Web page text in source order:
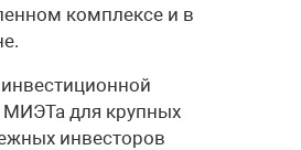
комплексе и в
МИЭТа для крупных
инвесторов